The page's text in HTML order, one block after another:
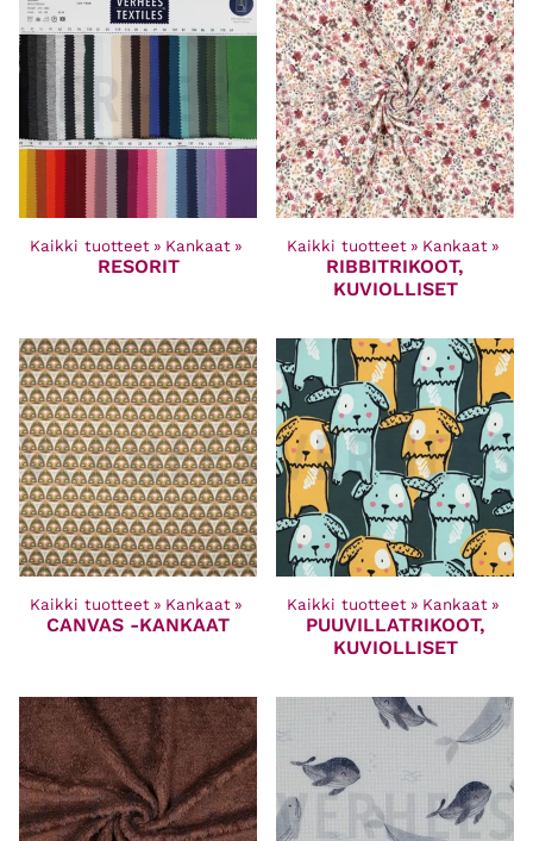
Kaikki tuotteet ‪» Kankaat ‪»
RESORIT
Kaikki tuotteet ‪» Kankaat ‪»
RIBBITRIKOOT,
KUVIOLLISET
Kaikki tuotteet ‪» Kankaat ‪»
CANVAS -KANKAAT
Kaikki tuotteet ‪» Kankaat ‪»
PUUVILLATRIKOOT,
KUVIOLLISET